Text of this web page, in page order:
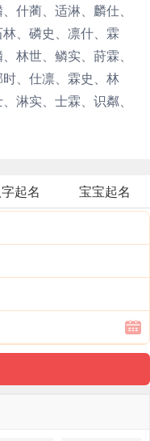
什蔺、适淋、麟仕、
、磷史、凛什、霖
林世、鳞实、莳霖、
、仕凛、霖史、林
淋实、士霖、识粼、
起名 宝宝起名